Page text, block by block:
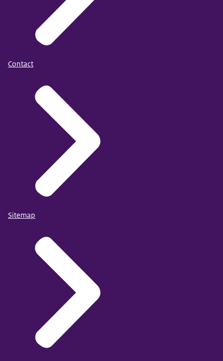
Contact
Sitemap